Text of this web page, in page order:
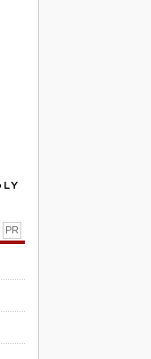
PR